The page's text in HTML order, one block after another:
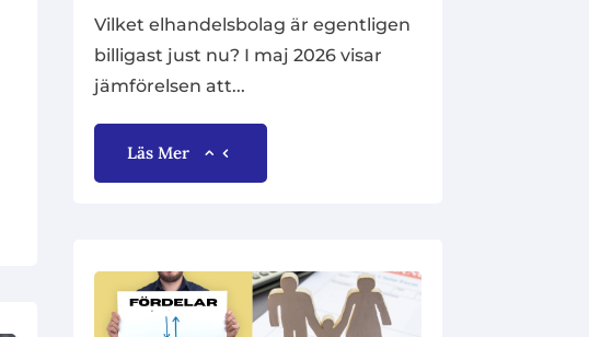
Vilket elhandelsbolag är egentligen
billigast just nu? I maj 2026 visar
jämförelsen att...
Läs Mer